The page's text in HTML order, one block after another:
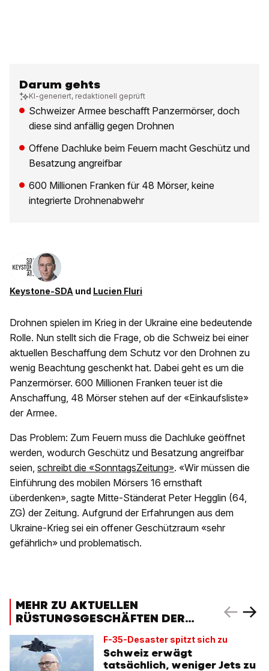
Darum gehts
KI-generiert, redaktionell geprüft
Schweizer Armee beschafft Panzermörser, doch
diese sind anfällig gegen Drohnen
Offene Dachluke beim Feuern macht Geschütz und
Besatzung angreifbar
600 Millionen Franken für 48 Mörser, keine
integrierte Drohnenabwehr
Keystone-SDA und Lucien Fluri
Drohnen spielen im Krieg in der Ukraine eine bedeutende
Rolle. Nun stellt sich die Frage, ob die Schweiz bei einer
aktuellen Beschaffung dem Schutz vor den Drohnen zu
wenig Beachtung geschenkt hat. Dabei geht es um die
Panzermörser. 600 Millionen Franken teuer ist die
Anschaffung, 48 Mörser stehen auf der «Einkaufsliste»
der Armee.
Das Problem: Zum Feuern muss die Dachluke geöffnet
werden, wodurch Geschütz und Besatzung angreifbar
seien, schreibt die «SonntagsZeitung». «Wir müssen die
Einführung des mobilen Mörsers 16 ernsthaft
überdenken», sagte Mitte-Ständerat Peter Hegglin (64,
ZG) der Zeitung. Aufgrund der Erfahrungen aus dem
Ukraine-Krieg sei ein offener Geschützraum «sehr
gefährlich» und problematisch.
MEHR ZU AKTUELLEN
RÜSTUNGSGESCHÄFTEN DER
SCHWEIZER ARMEE:
F-35-Desaster spitzt sich zu
Schweiz erwägt
tatsächlich, weniger Jets zu